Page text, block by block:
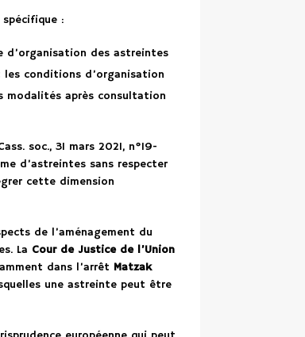
:
des astreintes
conditions d’organisation
modalités après consultation
soc., 31 mars 2021, n°19-
d’astreintes sans respecter
cette dimension
de l’aménagement du
La Cour de Justice de l’Union
dans l’arrêt Matzak
une astreinte peut être